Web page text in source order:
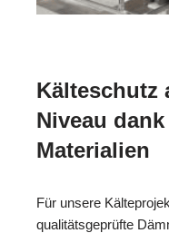
Kälteschutz
Niveau
Materialien
Für unsere
qualitätsgeprüfte